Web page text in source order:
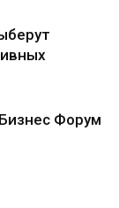
Форум